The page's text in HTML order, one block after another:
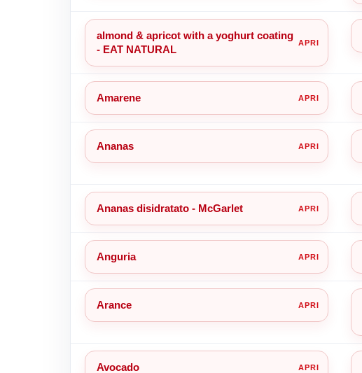
almond & apricot with a yoghurt coating
- EAT NATURAL
Amarene
Ananas
Ananas disidratato - McGarlet
Anguria
Arance
Avocado